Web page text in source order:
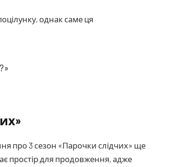
однак саме ця
про 3 сезон «Парочки слідчих» ще
простір для продовження, адже